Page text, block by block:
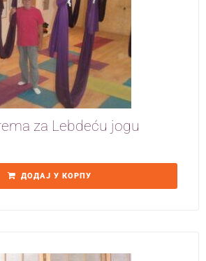
za Lebdeću jogu
ДОДАЈ У КОРПУ